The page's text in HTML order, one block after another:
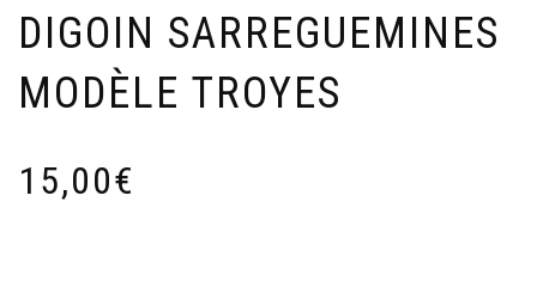
DIGOIN SARREGUEMINES
MODÈLE TROYES
15,00€